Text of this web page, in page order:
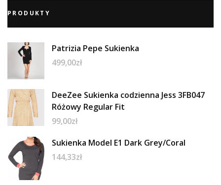
PRODUKTY
Patrizia Pepe Sukienka
499,00zł
DeeZee Sukienka codzienna Jess 3FB047
Różowy Regular Fit
99,00zł
Sukienka Model E1 Dark Grey/Coral
144,33zł